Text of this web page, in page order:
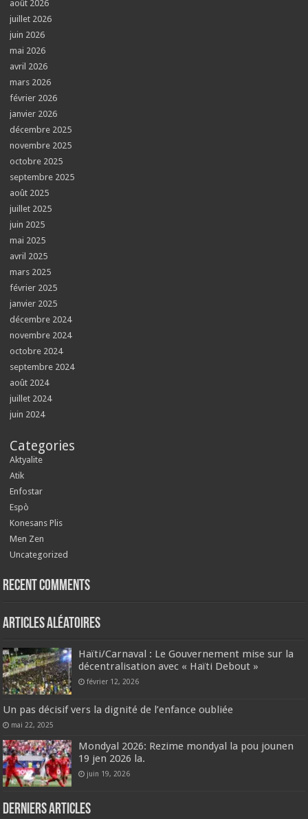
août 2026
juillet 2026
juin 2026
mai 2026
avril 2026
mars 2026
février 2026
janvier 2026
décembre 2025
novembre 2025
octobre 2025
septembre 2025
août 2025
juillet 2025
juin 2025
mai 2025
avril 2025
mars 2025
février 2025
janvier 2025
décembre 2024
novembre 2024
octobre 2024
septembre 2024
août 2024
juillet 2024
juin 2024
Categories
Aktyalite
Atik
Enfostar
Espò
Konesans Plis
Men Zen
Uncategorized
Recent Comments
Articles aléatoires
‎Haïti/Carnaval : Le Gouvernement mise sur la
décentralisation avec « Haïti Debout »
février 12, 2026
Un pas décisif vers la dignité de l’enfance oubliée
mai 22, 2025
Mondyal 2026: Rezime mondyal la pou jounen
19 jen 2026 la.
juin 19, 2026
Derniers articles